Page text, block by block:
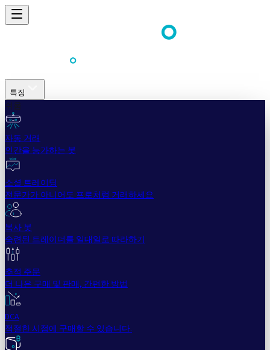
특징
쉬움
자동 거래
인간을 능가하는 봇
소셜 트레이딩
전문가가 아니어도 프로처럼 거래하세요
복사 봇
숙련된 트레이더를 일대일로 따라하기
추적 주문
더 나은 구매 및 판매, 간편한 방법
DCA
적절한 시점에 구매할 수 있습니다.